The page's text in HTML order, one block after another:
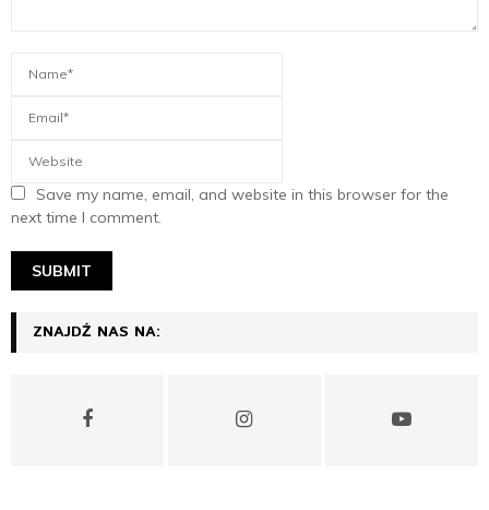
Save my name, email, and website in this browser for the
next time I comment.
ZNAJDŹ NAS NA: